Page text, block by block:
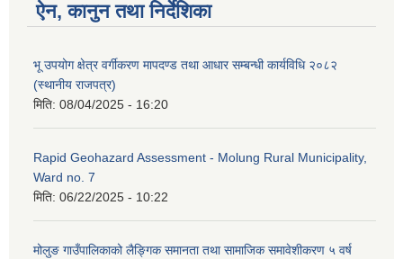
ऐन, कानुन तथा निर्देशिका
भू उपयोग क्षेत्र वर्गीकरण मापदण्ड तथा आधार सम्बन्धी कार्यविधि २०८२
(स्थानीय राजपत्र)
मिति: 08/04/2025 - 16:20
Rapid Geohazard Assessment - Molung Rural Municipality,
Ward no. 7
मिति: 06/22/2025 - 10:22
मोलुङ गाउँपालिकाको लैङ्गिक समानता तथा सामाजिक समावेशीकरण ५ वर्ष